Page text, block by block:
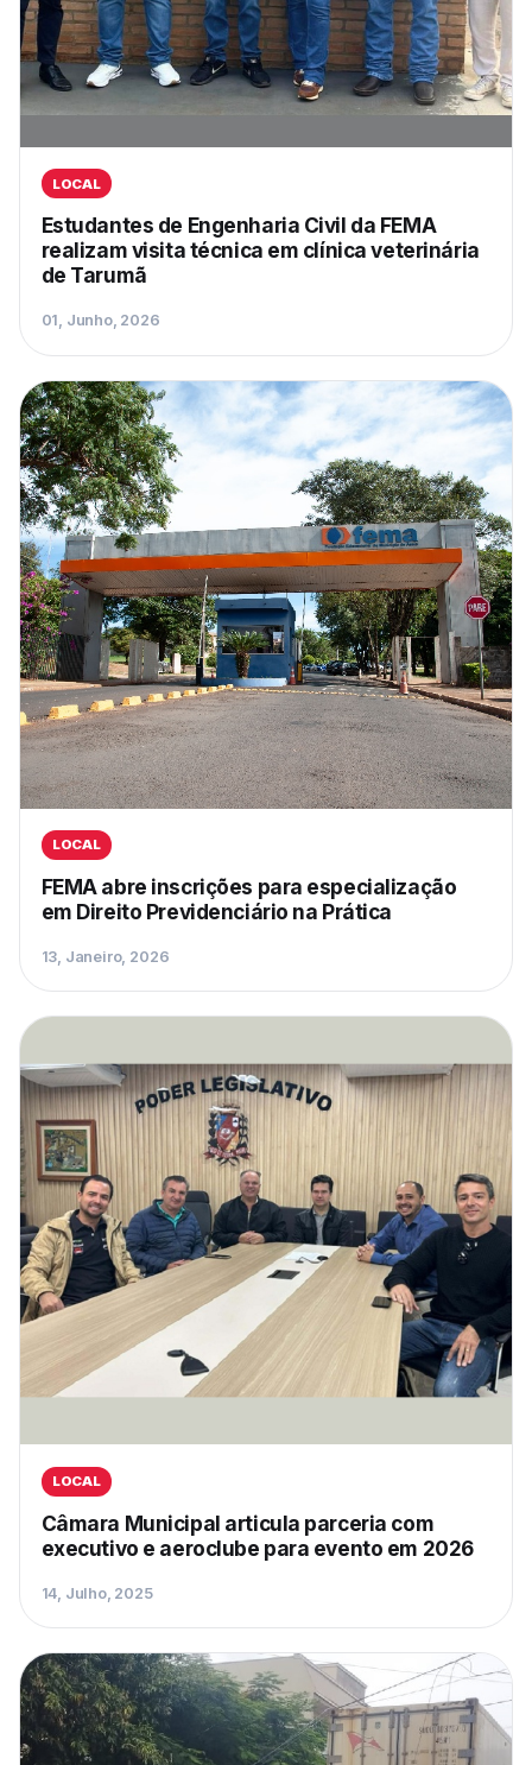
LOCAL
Estudantes de Engenharia Civil da FEMA
realizam visita técnica em clínica veterinária
de Tarumã
01, Junho, 2026
LOCAL
FEMA abre inscrições para especialização
em Direito Previdenciário na Prática
13, Janeiro, 2026
LOCAL
Câmara Municipal articula parceria com
executivo e aeroclube para evento em 2026
14, Julho, 2025